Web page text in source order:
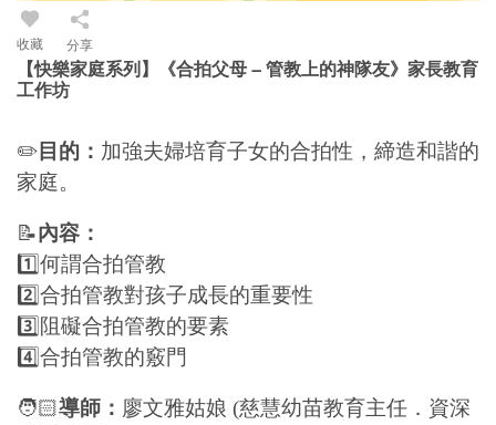
收藏 分享
【快樂家庭系列】《合拍父母 – 管教上的神隊友》家長教育
工作坊
✏️目的： 加強夫婦培育子女的合拍性，締造和諧的
家庭。
📝內容：
1️⃣何謂合拍管教
2️⃣合拍管教對孩子成長的重要性
3️⃣阻礙合拍管教的要素
4️⃣合拍管教的竅門
🧑🏻導師： 廖文雅姑娘 (慈慧幼苗教育主任．資深